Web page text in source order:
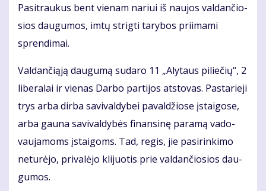
Pa­si­trau­kus bent vie­nam na­riui iš nau­jos val­dan­čio­
sios dau­gu­mos, im­tų strig­ti ta­ry­bos pri­ima­mi
spren­di­mai.
Val­dan­či­ą­ją dau­gu­mą su­da­ro 11 „Aly­taus pi­lie­čių“, 2
li­be­ra­lai ir vie­nas Dar­bo par­ti­jos at­sto­vas. Pas­ta­rie­ji
trys ar­ba dir­ba sa­vi­val­dy­bei pa­val­džio­se įstai­go­se,
ar­ba gau­na sa­vi­val­dy­bės fi­nan­si­nę pa­ra­mą va­do­
vau­ja­moms įstai­goms. Tad, re­gis, jie pa­si­rin­ki­mo
ne­tu­rė­jo, pri­va­lė­jo kli­juo­tis prie val­dan­čio­sios dau­
gu­mos.